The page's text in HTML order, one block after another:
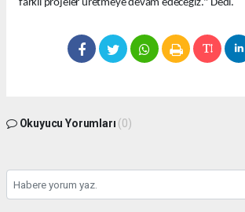
farklı projeler üretmeye devam edeceğiz." Dedi.
Okuyucu Yorumları (0)